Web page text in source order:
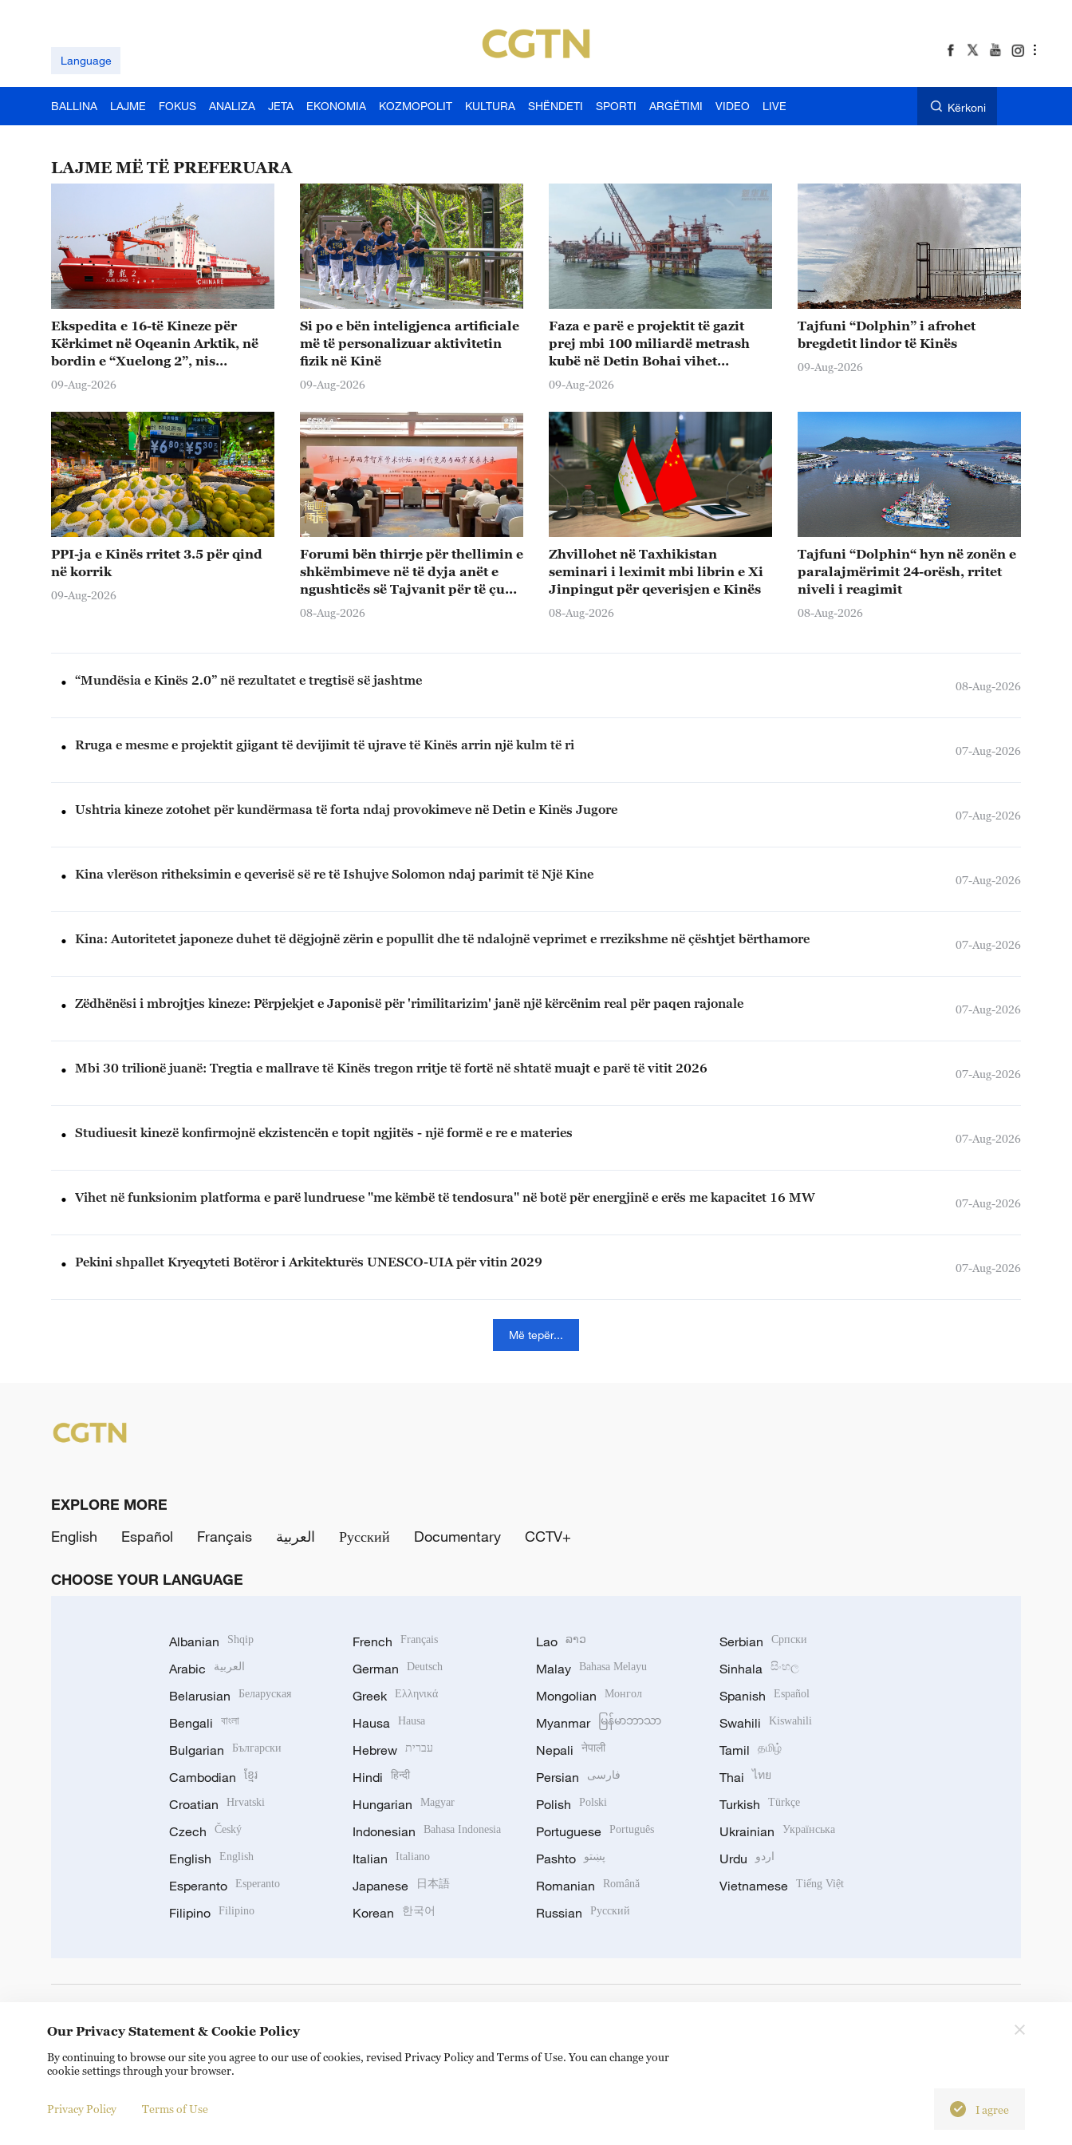
Language
BALLINA LAJME FOKUS ANALIZA JETA EKONOMIA KOZMOPOLIT KULTURA SHËNDETI SPORTI ARGËTIMI VIDEO LIVE Kërkoni
LAJME MË TË PREFERUARA
Ekspedita e 16-të Kineze për
Kërkimet në Oqeanin Arktik, në
bordin e “Xuelong 2”, nis
studimin e parë në stacionet e
akullit
09-Aug-2026
Si po e bën inteligjenca artificiale
më të personalizuar aktivitetin
fizik në Kinë
09-Aug-2026
Faza e parë e projektit të gazit
prej mbi 100 miliardë metrash
kubë në Detin Bohai vihet
plotësisht në funksionim
09-Aug-2026
Tajfuni “Dolphin” i afrohet
bregdetit lindor të Kinës
09-Aug-2026
PPI-ja e Kinës rritet 3.5 për qind
në korrik
09-Aug-2026
Forumi bën thirrje për thellimin e
shkëmbimeve në të dyja anët e
ngushticës së Tajvanit për të çuar
përpara ribashkimin kombëtar
dhe përtëritjen e kombit
08-Aug-2026
Zhvillohet në Taxhikistan
seminari i leximit mbi librin e Xi
Jinpingut për qeverisjen e Kinës
08-Aug-2026
Tajfuni “Dolphin“ hyn në zonën e
paralajmërimit 24-orësh, rritet
niveli i reagimit
08-Aug-2026
“Mundësia e Kinës 2.0” në rezultatet e tregtisë së jashtme 08-Aug-2026
Rruga e mesme e projektit gjigant të devijimit të ujrave të Kinës arrin një kulm të ri 07-Aug-2026
Ushtria kineze zotohet për kundërmasa të forta ndaj provokimeve në Detin e Kinës Jugore 07-Aug-2026
Kina vlerëson ritheksimin e qeverisë së re të Ishujve Solomon ndaj parimit të Një Kine 07-Aug-2026
Kina: Autoritetet japoneze duhet të dëgjojnë zërin e popullit dhe të ndalojnë veprimet e rrezikshme në çështjet bërthamore 07-Aug-2026
Zëdhënësi i mbrojtjes kineze: Përpjekjet e Japonisë për 'rimilitarizim' janë një kërcënim real për paqen rajonale 07-Aug-2026
Mbi 30 trilionë juanë: Tregtia e mallrave të Kinës tregon rritje të fortë në shtatë muajt e parë të vitit 2026 07-Aug-2026
Studiuesit kinezë konfirmojnë ekzistencën e topit ngjitës - një formë e re e materies 07-Aug-2026
Vihet në funksionim platforma e parë lundruese "me këmbë të tendosura" në botë për energjinë e erës me kapacitet 16 MW 07-Aug-2026
Pekini shpallet Kryeqyteti Botëror i Arkitekturës UNESCO-UIA për vitin 2029 07-Aug-2026
Më tepër...
EXPLORE MORE
English
Español Français العربية Русский Documentary CCTV+
CHOOSE YOUR LANGUAGE
Albanian Shqip
Arabic العربية
Belarusian Беларуская
Bengali বাংলা
Bulgarian Български
Cambodian ខ្មែរ
Croatian Hrvatski
Czech Český
English English
Esperanto Esperanto
Filipino Filipino
French Français
German Deutsch
Greek Ελληνικά
Hausa Hausa
Hebrew עברית
Hindi हिन्दी
Hungarian Magyar
Indonesian Bahasa Indonesia
Italian Italiano
Japanese 日本語
Korean 한국어
Lao ລາວ
Malay Bahasa Melayu
Mongolian Монгол
Myanmar မြန်မာဘာသာ
Nepali नेपाली
Persian فارسی
Polish Polski
Portuguese Português
Pashto پښتو
Romanian Română
Russian Русский
Serbian Српски
Sinhala සිංහල
Spanish Español
Swahili Kiswahili
Tamil தமிழ்
Thai ไทย
Turkish Türkçe
Ukrainian Українська
Urdu اردو
Vietnamese Tiếng Việt
Copyright © 2024 CGTN. 京ICP备20000184号
Our Privacy Statement & Cookie Policy
By continuing to browse our site you agree to our use of cookies, revised Privacy Policy and Terms of Use. You can change your
cookie settings through your browser.
Privacy Policy Terms of Use I agree